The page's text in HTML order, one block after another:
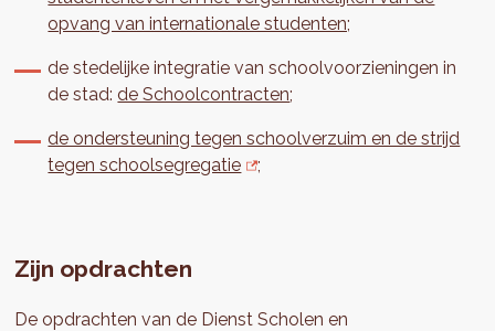
opvang van internationale studenten;
de stedelijke integratie van schoolvoorzieningen in
de stad:de Schoolcontracten;
de ondersteuning tegen schoolverzuim en de strijd
tegen schoolsegregatie
;
Zijn opdrachten
De opdrachten van de Dienst Scholen en